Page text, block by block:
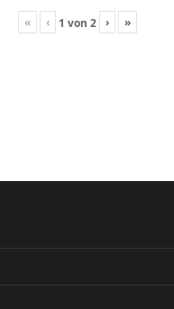
« ‹ 1 von 2 › »